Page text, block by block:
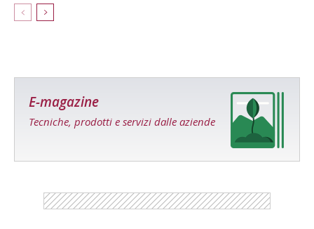
E-magazine
Tecniche, prodotti e servizi dalle aziende